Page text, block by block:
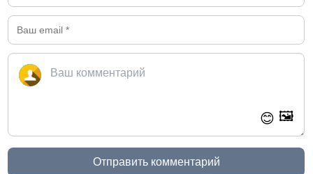
😊 🖼️
Отправить комментарий